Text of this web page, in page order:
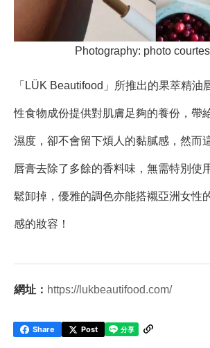
Photography: photo
「LÜK Beautifood」所推出的果萃精油
性食物成份提供對肌膚足夠的養份，帶
濕度，卻不會留下煩人的黏膩感，然而
唇膏去除了多餘的香料味，無需特別使
鬆卸掉，優雅的調色亦能搭襯亞洲女性
感的妝容！
網址： https://lukbeautifood.com/
Share Post